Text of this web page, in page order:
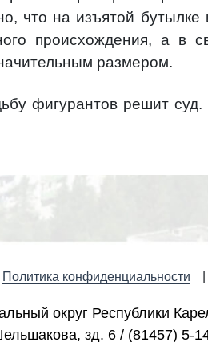
что на изъятой
происхождения, а в
размером.
фигурантов решит
Политика конфиденциальности
округ Республики
зд. 6 / (81457) 5-